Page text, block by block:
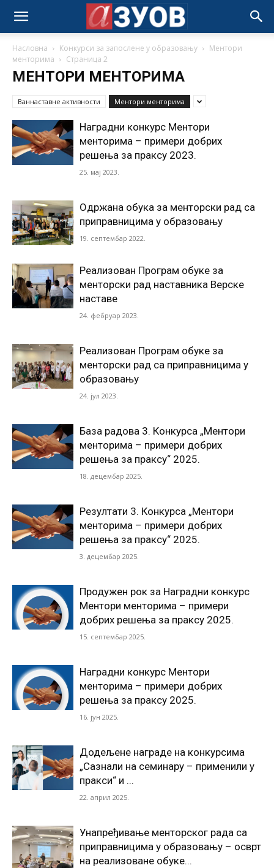
Насловна Конкурси за запослене у образовању
Ментори
менторима
Страница 2
МЕНТОРИ МЕНТОРИМА
Ваннаставне активности Ментори менторима
Наградни конкурс Ментори
менторима – примери добрих
решења за праксу 2023.
25. мај 2023.
Одржана обука за менторски рад са
приправницима у образовању
19. септембар 2022.
Реализован Програм обуке за
менторски рад наставника Верске
наставе
24. фебруар 2023.
Реализован Програм обуке за
менторски рад са приправницима у
образовању
24. јул 2023.
База радова 3. Конкурса „Ментори
менторима – примери добрих
решења за праксу“ 2025.
18. децембар 2025.
Резултати 3. Конкурса „Ментори
менторима – примери добрих
решења за праксу“ 2025.
3. децембар 2025.
Продужен рок за Наградни конкурс
Ментори менторима – примери
добрих решења за праксу 2025.
15. септембар 2025.
Наградни конкурс Ментори
менторима – примери добрих
решења за праксу 2025.
16. јун 2025.
Додељене награде на конкурсима
„Сазнали на семинару – применили у
пракси“ и ...
22. април 2025.
Унапређивање менторског рада са
приправницима у образовању – осврт
на реализоване обуке...